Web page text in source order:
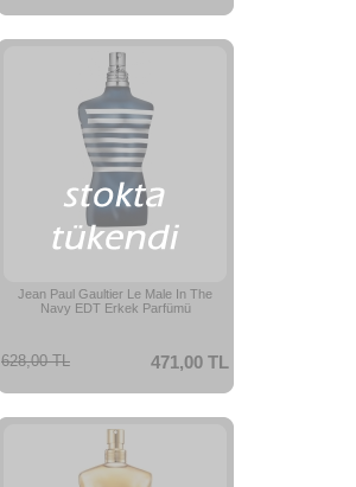
Jean Paul Gaultier Le Male In The
Navy EDT Erkek Parfümü
471,00 TL
628,00 TL